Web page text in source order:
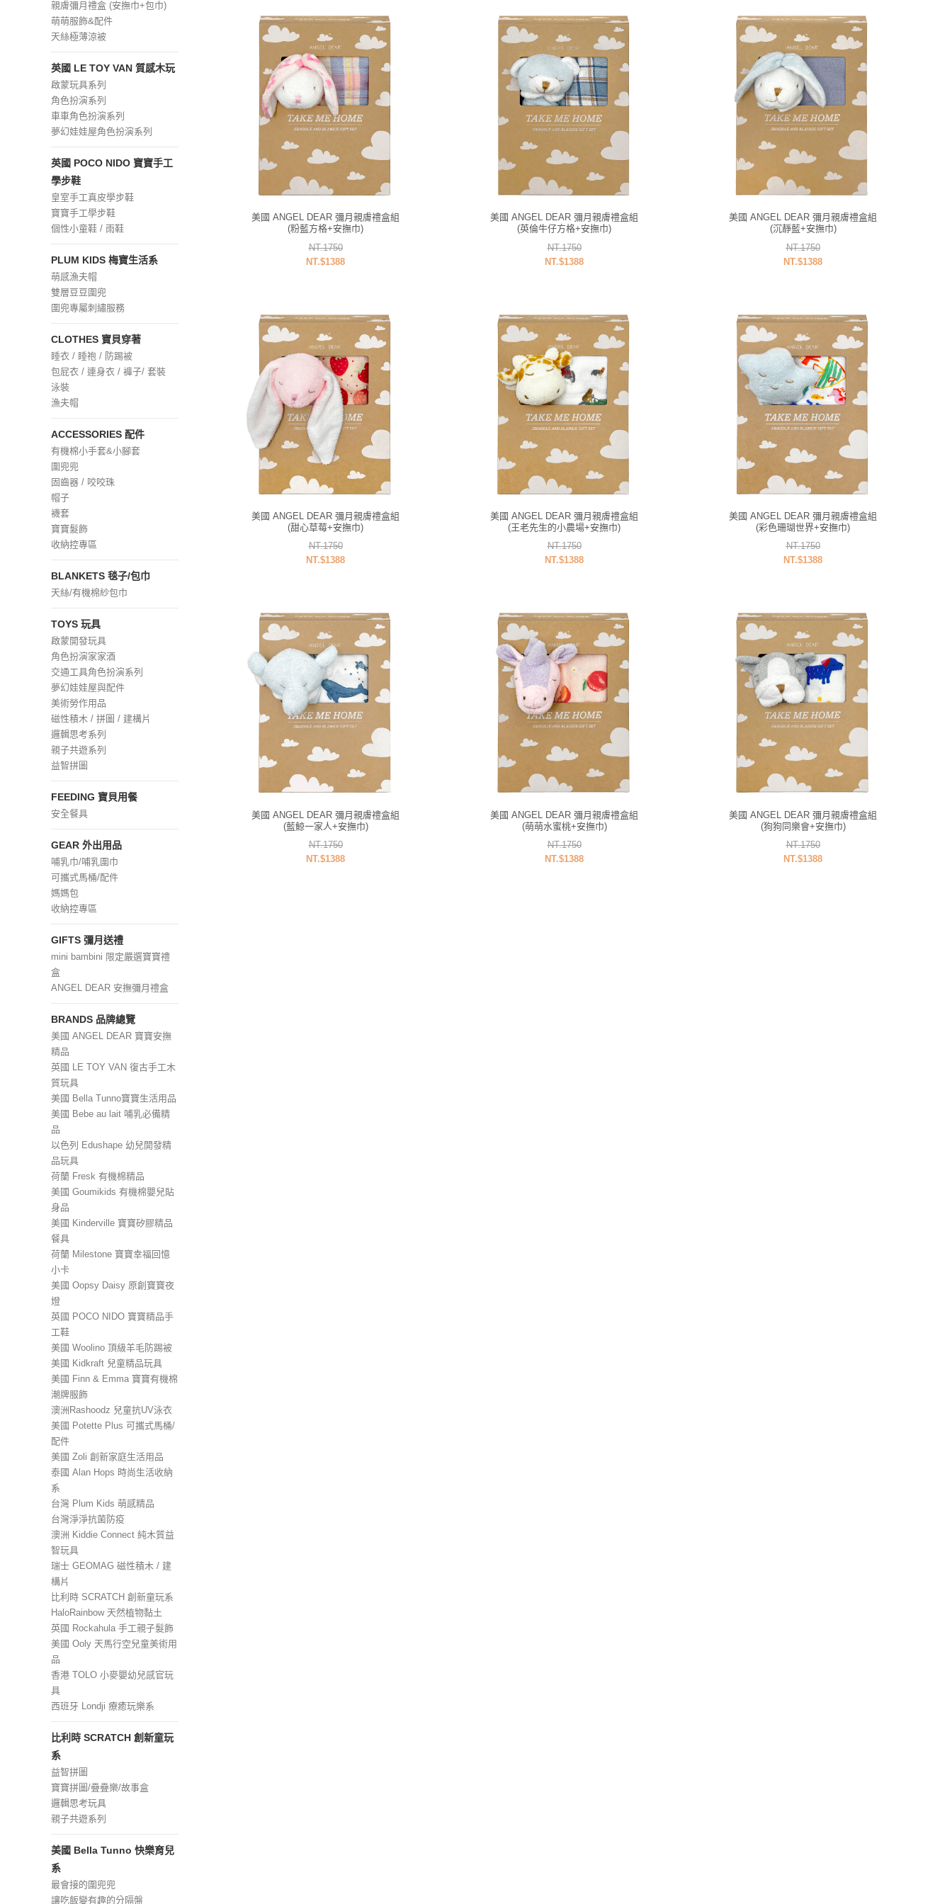
親膚彌月禮盒 (安撫巾+包巾)
萌萌服飾&配件
天絲極薄涼被
英國 LE TOY VAN 質感木玩
啟蒙玩具系列
角色扮演系列
車車角色扮演系列
夢幻娃娃屋角色扮演系列
英國 POCO NIDO 寶寶手工
學步鞋
皇室手工真皮學步鞋
寶寶手工學步鞋
個性小童鞋 / 雨鞋
PLUM KIDS 梅寶生活系
萌感漁夫帽
雙層豆豆圍兜
圍兜專屬刺繡服務
CLOTHES 寶貝穿著
睡衣 / 睡袍 / 防踢被
包屁衣 / 連身衣 / 褲子/ 套裝
泳裝
漁夫帽
ACCESSORIES 配件
有機棉小手套&小腳套
圍兜兜
固齒器 / 咬咬珠
帽子
襪套
寶寶髮飾
收納控專區
BLANKETS 毯子/包巾
天絲/有機棉紗包巾
TOYS 玩具
啟蒙開發玩具
角色扮演家家酒
交通工具角色扮演系列
夢幻娃娃屋與配件
美術勞作用品
磁性積木 / 拼圖 / 建構片
邏輯思考系列
親子共遊系列
益智拼圖
FEEDING 寶貝用餐
安全餐具
GEAR 外出用品
哺乳巾/哺乳圍巾
可攜式馬桶/配件
媽媽包
收納控專區
GIFTS 彌月送禮
mini bambini 限定嚴選寶寶禮
盒
ANGEL DEAR 安撫彌月禮盒
BRANDS 品牌總覽
美國 ANGEL DEAR 寶寶安撫
精品
英國 LE TOY VAN 復古手工木
質玩具
美國 Bella Tunno寶寶生活用品
美國 Bebe au lait 哺乳必備精
品
以色列 Edushape 幼兒開發精
品玩具
荷蘭 Fresk 有機棉精品
美國 Goumikids 有機棉嬰兒貼
身品
美國 Kinderville 寶寶矽膠精品
餐具
荷蘭 Milestone 寶寶幸福回憶
小卡
美國 Oopsy Daisy 原創寶寶夜
燈
英國 POCO NIDO 寶寶精品手
工鞋
美國 Woolino 頂級羊毛防踢被
美國 Kidkraft 兒童精品玩具
美國 Finn & Emma 寶寶有機棉
潮牌服飾
澳洲Rashoodz 兒童抗UV泳衣
美國 Potette Plus 可攜式馬桶/
配件
美國 Zoli 創新家庭生活用品
泰國 Alan Hops 時尚生活收納
系
台灣 Plum Kids 萌感精品
台灣淨淨抗菌防疫
澳洲 Kiddie Connect 純木質益
智玩具
瑞士 GEOMAG 磁性積木 / 建
構片
比利時 SCRATCH 創新童玩系
HaloRainbow 天然植物黏土
英國 Rockahula 手工親子髮飾
美國 Ooly 天馬行空兒童美術用
品
香港 TOLO 小麥嬰幼兒感官玩
具
西班牙 Londji 療癒玩樂系
比利時 SCRATCH 創新童玩
系
益智拼圖
寶寶拼圖/疊疊樂/故事盒
邏輯思考玩具
親子共遊系列
美國 Bella Tunno 快樂育兒
系
最會接的圍兜兜
讓吃飯變有趣的分隔盤
美國 ANGEL DEAR 彌月親膚禮盒組
(粉藍方格+安撫巾)
NT.1750
NT.$1388
美國 ANGEL DEAR 彌月親膚禮盒組
(英倫牛仔方格+安撫巾)
NT.1750
NT.$1388
美國 ANGEL DEAR 彌月親膚禮盒組
(沉靜藍+安撫巾)
NT.1750
NT.$1388
美國 ANGEL DEAR 彌月親膚禮盒組
(甜心草莓+安撫巾)
NT.1750
NT.$1388
美國 ANGEL DEAR 彌月親膚禮盒組
(王老先生的小農場+安撫巾)
NT.1750
NT.$1388
美國 ANGEL DEAR 彌月親膚禮盒組
(彩色珊瑚世界+安撫巾)
NT.1750
NT.$1388
美國 ANGEL DEAR 彌月親膚禮盒組
(藍鯨一家人+安撫巾)
NT.1750
NT.$1388
美國 ANGEL DEAR 彌月親膚禮盒組
(萌萌水蜜桃+安撫巾)
NT.1750
NT.$1388
美國 ANGEL DEAR 彌月親膚禮盒組
(狗狗同樂會+安撫巾)
NT.1750
NT.$1388